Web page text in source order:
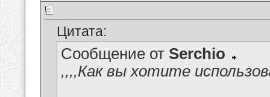
Цитата:
Сообщение от Serchio
,,,,Как вы хотите